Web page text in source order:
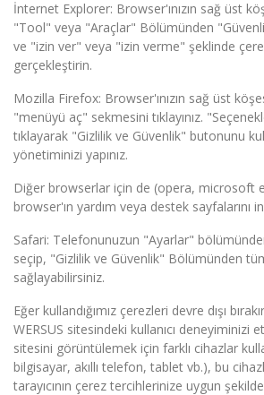
İnternet Explorer: Browser'ınızın sağ üst
"Tool" veya "Araçlar" Bölümünden
ve "izin ver" veya "izin verme" şeklinde
gerçekleştirin.
Mozilla Firefox: Browser'ınızın sağ üst
"menüyü aç" sekmesini tıklayınız.
tıklayarak "Gizlilik ve Güvenlik" butonunu
yönetiminizi yapınız.
Diğer browserlar için de (opera, microsoft
browser'ın yardım veya destek sayfalarını
Safari: Telefonunuzun "Ayarlar"
seçip, "Gizlilik ve Güvenlik" Bölümünden
sağlayabilirsiniz.
Eğer kullandığımız çerezleri devre dışı
WERSUS sitesindeki kullanıcı deneyiminizi
sitesini görüntülemek için farklı cihazlar
bilgisayar, akıllı telefon, tablet vb.), bu
tarayıcının çerez tercihlerinize uygun